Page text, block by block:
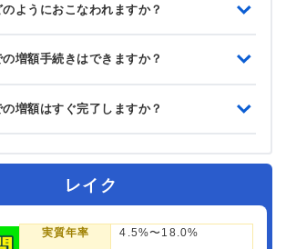
ようにおこなわれますか？
増額手続きはできますか？
増額はすぐ完了しますか？
レイク
実質年率 4.5%〜18.0%